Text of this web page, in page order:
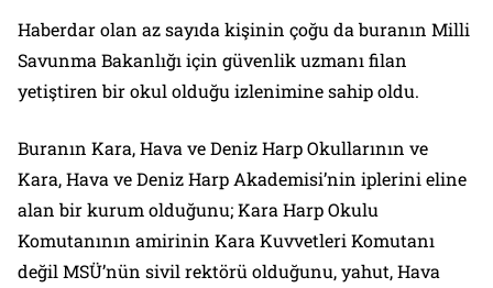
Haberdar olan az sayıda kişinin çoğu da buranın Milli
Savunma Bakanlığı için güvenlik uzmanı filan
yetiştiren bir okul olduğu izlenimine sahip oldu.
Buranın Kara, Hava ve Deniz Harp Okullarının ve
Kara, Hava ve Deniz Harp Akademisi’nin iplerini eline
alan bir kurum olduğunu; Kara Harp Okulu
Komutanının amirinin Kara Kuvvetleri Komutanı
değil MSÜ’nün sivil rektörü olduğunu, yahut, Hava